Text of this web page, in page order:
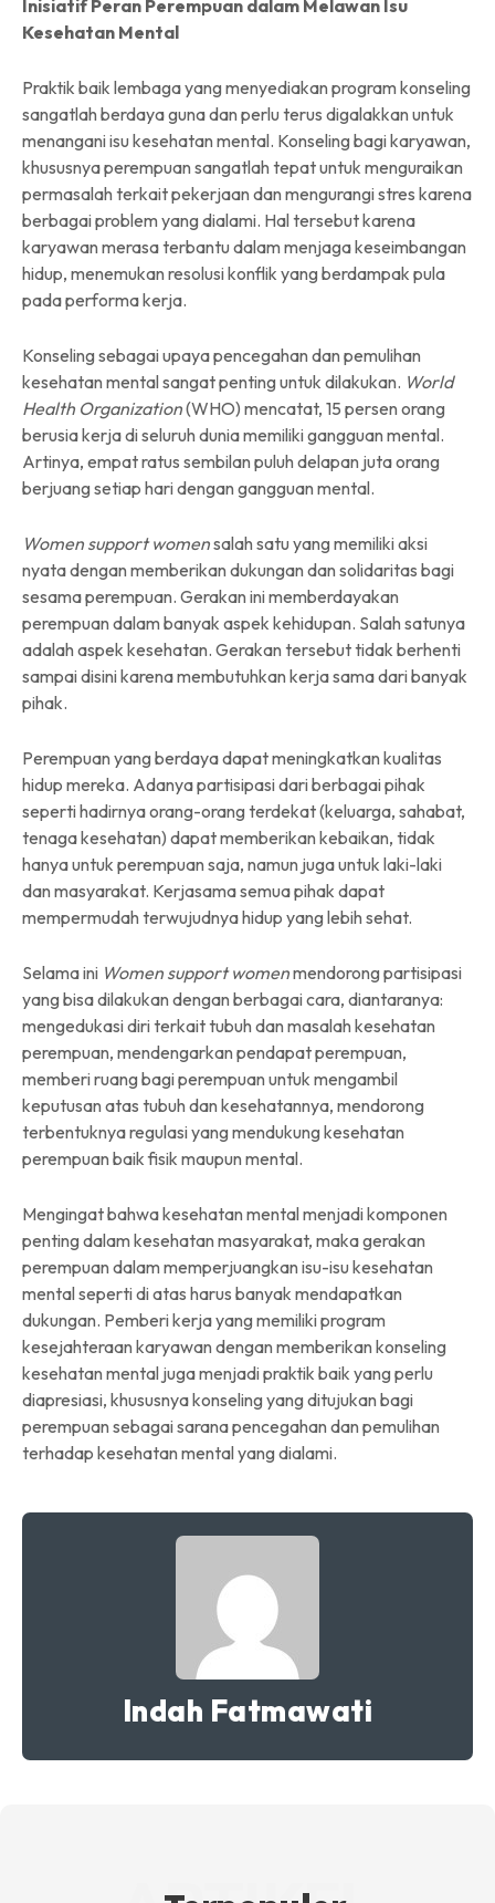
Inisiatif Peran Perempuan dalam Melawan Isu
Kesehatan Mental
Praktik baik lembaga yang menyediakan program konseling
sangatlah berdaya guna dan perlu terus digalakkan untuk
menangani isu kesehatan mental. Konseling bagi karyawan,
khususnya perempuan sangatlah tepat untuk menguraikan
permasalah terkait pekerjaan dan mengurangi stres karena
berbagai problem yang dialami. Hal tersebut karena
karyawan merasa terbantu dalam menjaga keseimbangan
hidup, menemukan resolusi konflik yang berdampak pula
pada performa kerja.
Konseling sebagai upaya pencegahan dan pemulihan
kesehatan mental sangat penting untuk dilakukan. World
Health Organization(WHO) mencatat, 15 persen orang
berusia kerja di seluruh dunia memiliki gangguan mental.
Artinya, empat ratus sembilan puluh delapan juta orang
berjuang setiap hari dengan gangguan mental.
Women support womensalah satu yang memiliki aksi
nyata dengan memberikan dukungan dan solidaritas bagi
sesama perempuan. Gerakan ini memberdayakan
perempuan dalam banyak aspek kehidupan. Salah satunya
adalah aspek kesehatan. Gerakan tersebut tidak berhenti
sampai disini karena membutuhkan kerja sama dari banyak
pihak.
Perempuan yang berdaya dapat meningkatkan kualitas
hidup mereka. Adanya partisipasi dari berbagai pihak
seperti hadirnya orang-orang terdekat (keluarga, sahabat,
tenaga kesehatan) dapat memberikan kebaikan, tidak
hanya untuk perempuan saja, namun juga untuk laki-laki
dan masyarakat. Kerjasama semua pihak dapat
mempermudah terwujudnya hidup yang lebih sehat.
Selama ini Women support womenmendorong partisipasi
yang bisa dilakukan dengan berbagai cara, diantaranya:
mengedukasi diri terkait tubuh dan masalah kesehatan
perempuan, mendengarkan pendapat perempuan,
memberi ruang bagi perempuan untuk mengambil
keputusan atas tubuh dan kesehatannya, mendorong
terbentuknya regulasi yang mendukung kesehatan
perempuan baik fisik maupun mental.
Mengingat bahwa kesehatan mental menjadi komponen
penting dalam kesehatan masyarakat, maka gerakan
perempuan dalam memperjuangkan isu-isu kesehatan
mental seperti di atas harus banyak mendapatkan
dukungan. Pemberi kerja yang memiliki program
kesejahteraan karyawan dengan memberikan konseling
kesehatan mental juga menjadi praktik baik yang perlu
diapresiasi, khususnya konseling yang ditujukan bagi
perempuan sebagai sarana pencegahan dan pemulihan
terhadap kesehatan mental yang dialami.
Indah Fatmawati